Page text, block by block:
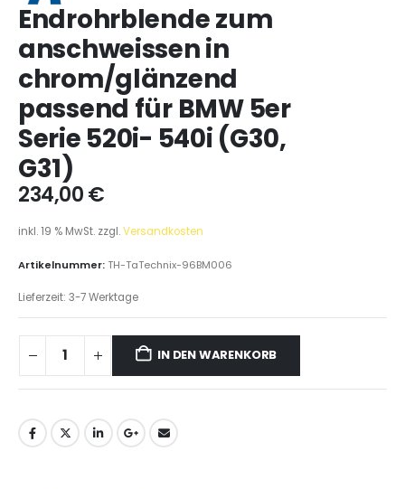
Endrohrblende zum
anschweissen in
chrom/glänzend
passend für BMW 5er
Serie 520i- 540i (G30,
G31)
234,00€
inkl. 19 % MwSt. zzgl.Versandkosten
Artikelnummer:TH-TaTechnix-96BM006
Lieferzeit: 3-7 Werktage
IN DEN WARENKORB